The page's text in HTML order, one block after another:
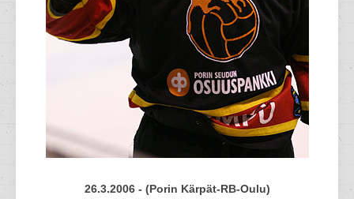
26.3.2006 - (Porin Kärpät-RB-Oulu)